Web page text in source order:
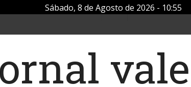
Sábado, 8 de Agosto de 2026 - 10:55